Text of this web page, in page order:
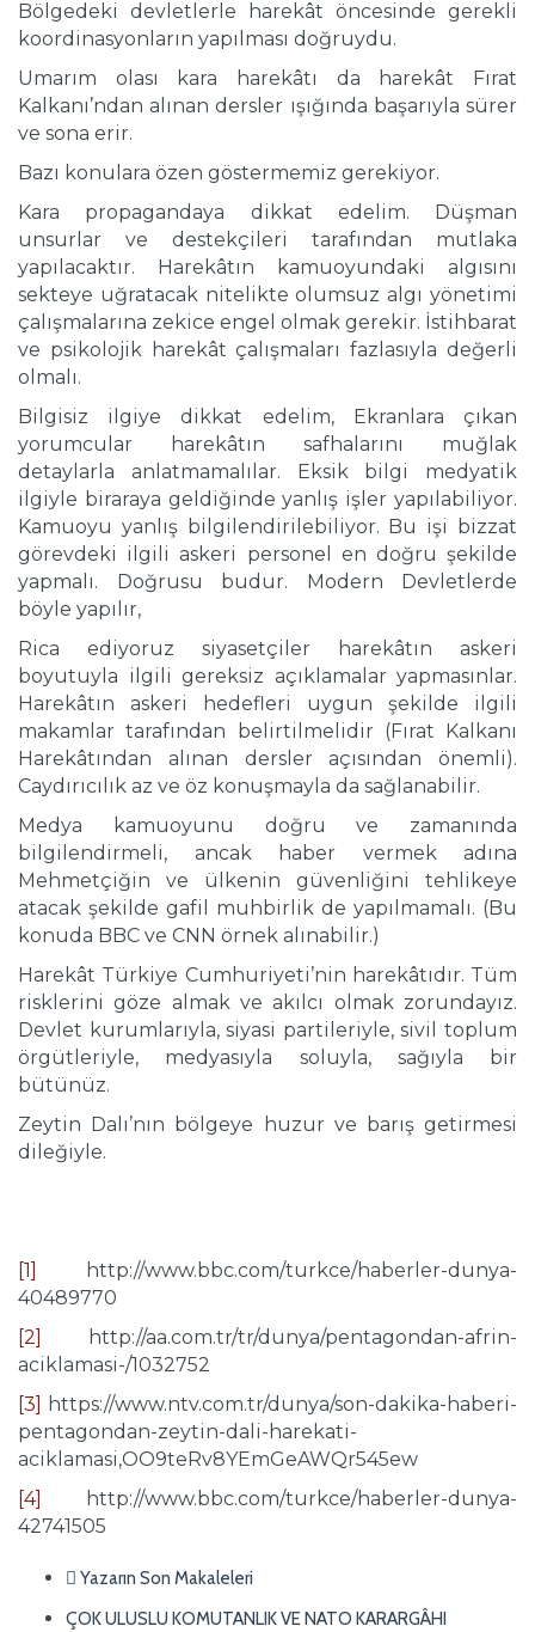
Bölgedeki devletlerle harekât öncesinde gerekli
koordinasyonların yapılması doğruydu.
Umarım olası kara harekâtı da harekât Fırat
Kalkanı’ndan alınan dersler ışığında başarıyla sürer
ve sona erir.
Bazı konulara özen göstermemiz gerekiyor.
Kara propagandaya dikkat edelim. Düşman
unsurlar ve destekçileri tarafından mutlaka
yapılacaktır. Harekâtın kamuoyundaki algısını
sekteye uğratacak nitelikte olumsuz algı yönetimi
çalışmalarına zekice engel olmak gerekir. İstihbarat
ve psikolojik harekât çalışmaları fazlasıyla değerli
olmalı.
Bilgisiz ilgiye dikkat edelim, Ekranlara çıkan
yorumcular harekâtın safhalarını muğlak
detaylarla anlatmamalılar. Eksik bilgi medyatik
ilgiyle biraraya geldiğinde yanlış işler yapılabiliyor.
Kamuoyu yanlış bilgilendirilebiliyor. Bu işi bizzat
görevdeki ilgili askeri personel en doğru şekilde
yapmalı. Doğrusu budur. Modern Devletlerde
böyle yapılır,
Rica ediyoruz siyasetçiler harekâtın askeri
boyutuyla ilgili gereksiz açıklamalar yapmasınlar.
Harekâtın askeri hedefleri uygun şekilde ilgili
makamlar tarafından belirtilmelidir (Fırat Kalkanı
Harekâtından alınan dersler açısından önemli).
Caydırıcılık az ve öz konuşmayla da sağlanabilir.
Medya kamuoyunu doğru ve zamanında
bilgilendirmeli, ancak haber vermek adına
Mehmetçiğin ve ülkenin güvenliğini tehlikeye
atacak şekilde gafil muhbirlik de yapılmamalı. (Bu
konuda BBC ve CNN örnek alınabilir.)
Harekât Türkiye Cumhuriyeti’nin harekâtıdır. Tüm
risklerini göze almak ve akılcı olmak zorundayız.
Devlet kurumlarıyla, siyasi partileriyle, sivil toplum
örgütleriyle, medyasıyla soluyla, sağıyla bir
bütünüz.
Zeytin Dalı’nın bölgeye huzur ve barış getirmesi
dileğiyle.
[1]
http://www.bbc.com/turkce/haberler-dunya-
40489770
[2]
http://aa.com.tr/tr/dunya/pentagondan-afrin-
aciklamasi-/1032752
[3]
https://www.ntv.com.tr/dunya/son-dakika-haberi-
pentagondan-zeytin-dali-harekati-
aciklamasi,OO9teRv8YEmGeAWQr545ew
[4]
http://www.bbc.com/turkce/haberler-dunya-
42741505
Yazarın Son Makaleleri
ÇOK ULUSLU KOMUTANLIK VE NATO KARARGÂHI